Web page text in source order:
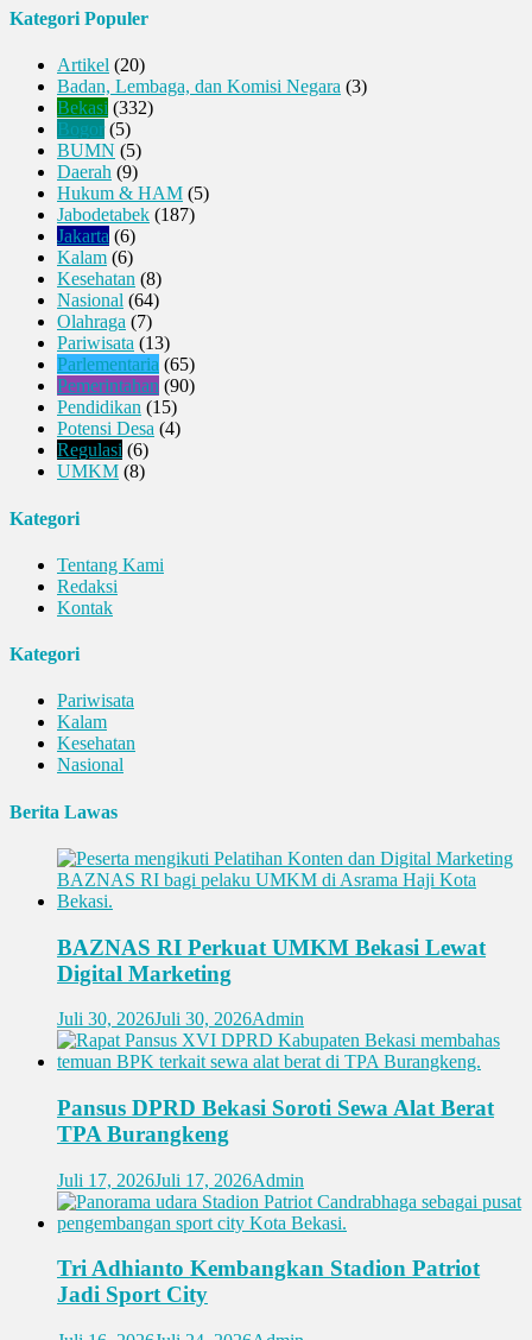
Kategori Populer
Artikel (20)
Badan, Lembaga, dan Komisi Negara (3)
Bekasi (332)
Bogor(5)
BUMN (5)
Daerah (9)
Hukum & HAM (5)
Jabodetabek (187)
Jakarta (6)
Kalam (6)
Kesehatan (8)
Nasional (64)
Olahraga (7)
Pariwisata (13)
Parlementaria (65)
Pemerintahan (90)
Pendidikan (15)
Potensi Desa (4)
Regulasi (6)
UMKM (8)
Kategori
Tentang Kami
Redaksi
Kontak
Kategori
Pariwisata
Kalam
Kesehatan
Nasional
Berita Lawas
BAZNAS RI Perkuat UMKM Bekasi Lewat
Digital Marketing
Juli 30, 2026Juli 30, 2026Admin
Pansus DPRD Bekasi Soroti Sewa Alat Berat
TPA Burangkeng
Juli 17, 2026Juli 17, 2026Admin
Tri Adhianto Kembangkan Stadion Patriot
Jadi Sport City